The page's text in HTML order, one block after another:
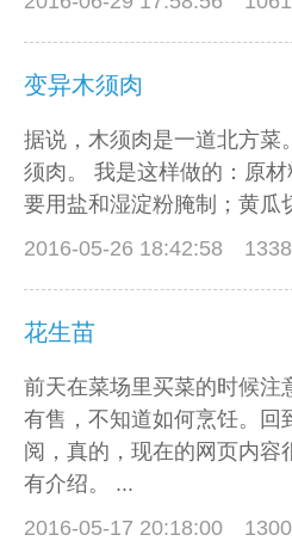
变异木须肉
据说，木须肉是一道北方菜
须肉。 我是这样做的：原
要用盐和湿淀粉腌制；黄瓜
2016-05-26 18:42:58
花生苗
前天在菜场里买菜的时候注
有售，不知道如何烹饪。回
阅，真的，现在的网页内容
有介绍。 ...
2016-05-17 20:18:00